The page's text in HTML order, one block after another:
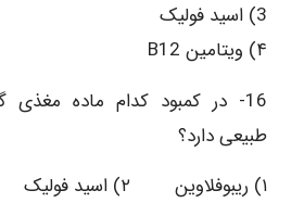
3) اسید فولیک
۴) ویتامین B12
16- در کمبود کدام ماده مغذی
طبیعی دارد؟